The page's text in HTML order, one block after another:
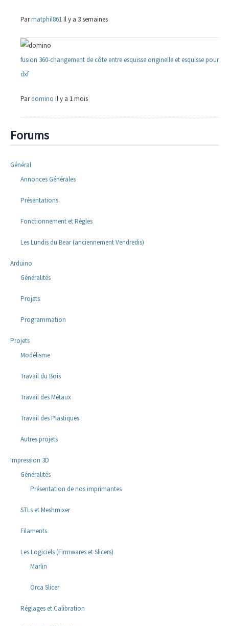
Parmatphil861Il y a 3 semaines
fusion 360-changement de côte entre esquisse originelle et esquisse pour
dxf
Pardomino Il y a 1 mois
Forums
Général
Annonces Générales
Présentations
Fonctionnement et Règles
Les Lundis du Bear (anciennement Vendredis)
Arduino
Généralités
Projets
Programmation
Projets
Modélisme
Travail du Bois
Travail des Métaux
Travail des Plastiques
Autres projets
Impression 3D
Généralités
Présentation de nos imprimantes
STLs et Meshmixer
Filaments
Les Logiciels (Firmwares et Slicers)
Marlin
Orca Slicer
Réglages et Calibration